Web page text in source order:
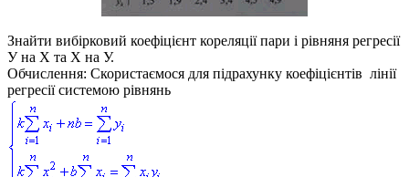
Знайти вибірковий коефіцієнт кореляції пари і рівняня регресії
Уна Х та Х на У.
Обчислення: Скористаємося для підрахунку коефіцієнтів лінії
регресії системою рівнянь